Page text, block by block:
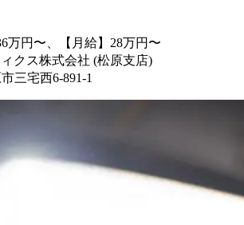
万円〜、【月給】28万円〜
クス株式会社 (松原支店)
三宅西6-891-1